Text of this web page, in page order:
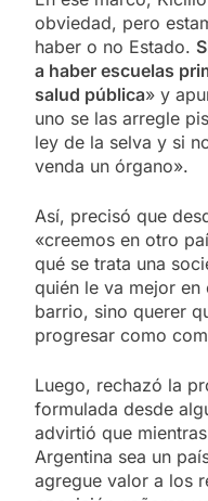
obviedad, pero
haber o no Estado.
a haber escuelas
salud pública» y
uno se las arregle
ley de la selva y si
venda un órgano».
Así, precisó que
«creemos en otro
qué se trata una
quién le va mejor
barrio, sino querer
progresar como
Luego, rechazó la
formulada desde
advirtió que
Argentina sea un
agregue valor a los